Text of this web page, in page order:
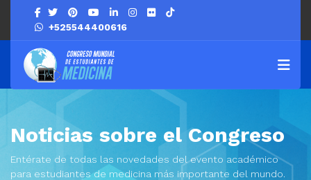
+525544400616
Noticias sobre el Congreso
Entérate de todas las novedades del evento académico
para estudiantes de medicina más importante del mundo.